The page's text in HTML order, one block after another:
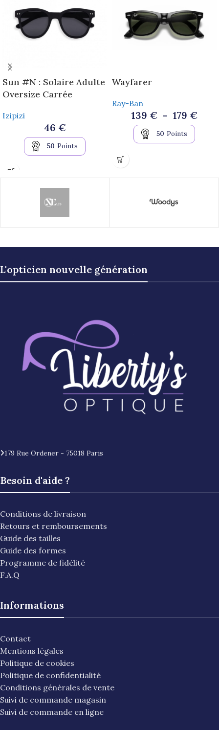
Sun #N : Solaire Adulte
Oversize Carrée
Izipizi
46 €
50 Points
Wayfarer
Ray-Ban
139 € – 179 €
50 Points
L'opticien nouvelle génération
179 Rue Ordener - 75018 Paris
Besoin d'aide ?
Conditions de livraison
Retours et remboursements
Guide des tailles
Guide des formes
Programme de fidélité
F.A.Q
Informations
Contact
Mentions légales
Politique de cookies
Politique de confidentialité
Conditions générales de vente
Suivi de commande magasin
Suivi de commande en ligne